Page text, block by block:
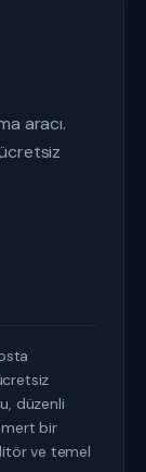
aracı.
düzenli
bir
ve temel